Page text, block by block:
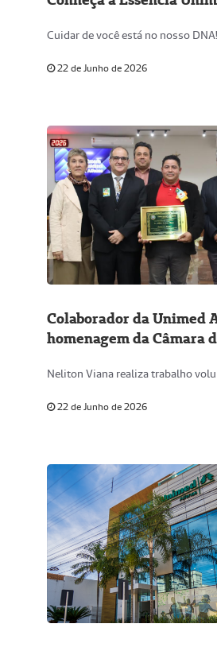
Cuidar de você está no nosso DNA!
22 de Junho de 2026
Colaborador da Unimed
homenagem da Câmara
Neliton Viana realiza trabalho
22 de Junho de 2026